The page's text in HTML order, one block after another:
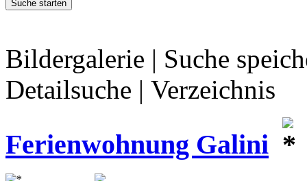
Bildergalerie | Suche
Detailsuche | Verzeichnis
Ferienwohnung Galini